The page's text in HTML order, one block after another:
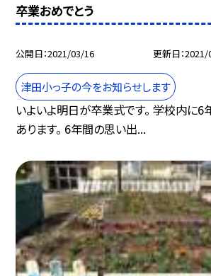
卒業おめでとう
公開日 2021/03/16 更新日 2021/
津田小っ子の今をお知らせします
いよいよ明日が卒業式です。 学校内に
あります。 6年間の思い出...